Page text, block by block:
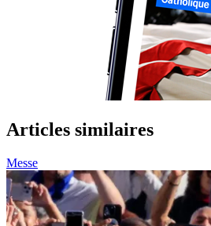
Articles similaires
Messe